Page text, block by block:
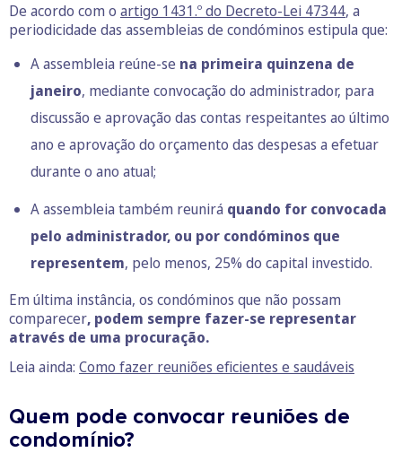
De acordo com o artigo 1431.º do Decreto-Lei 47344, a
periodicidade das assembleias de condóminos estipula que:
A assembleia reúne-se na primeira quinzena de
janeiro, mediante convocação do administrador, para
discussão e aprovação das contas respeitantes ao último
ano e aprovação do orçamento das despesas a efetuar
durante o ano atual;
A assembleia também reunirá quando for convocada
pelo administrador, ou por condóminos que
representem, pelo menos, 25% do capital investido.
Em última instância, os condóminos que não possam
comparecer, podem sempre fazer-se representar
através de uma procuração.
Leia ainda: Como fazer reuniões eficientes e saudáveis
Quem pode convocar reuniões de
condomínio?